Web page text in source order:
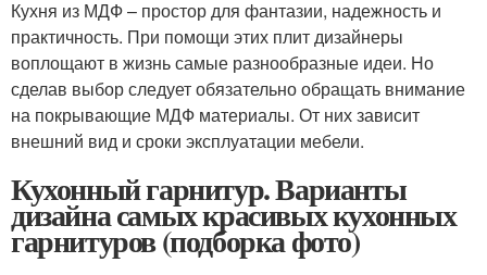
Кухня из МДФ – простор для фантазии, надежность и
практичность. При помощи этих плит дизайнеры
воплощают в жизнь самые разнообразные идеи. Но
сделав выбор следует обязательно обращать внимание
на покрывающие МДФ материалы. От них зависит
внешний вид и сроки эксплуатации мебели.
Кухонный гарнитур. Варианты
дизайна самых красивых кухонных
гарнитуров (подборка фото)